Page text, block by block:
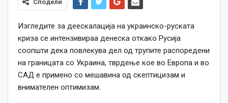
Сподели
Изгледите за деескалација на украинско-руската
криза се интензивираа денеска откако Русија
соопшти дека повлекува дел од трупите распоредени
на границата со Украина, тврдење кое во Европа и во
САД е примено со мешавина од скептицизам и
внимателен оптимизам.